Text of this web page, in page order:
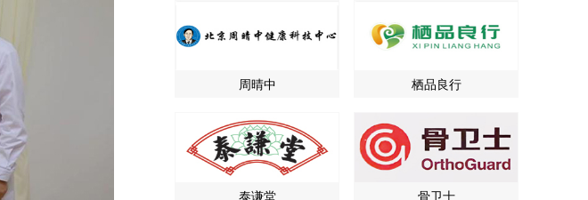
周晴中 栖品良行
泰谦堂 骨卫士